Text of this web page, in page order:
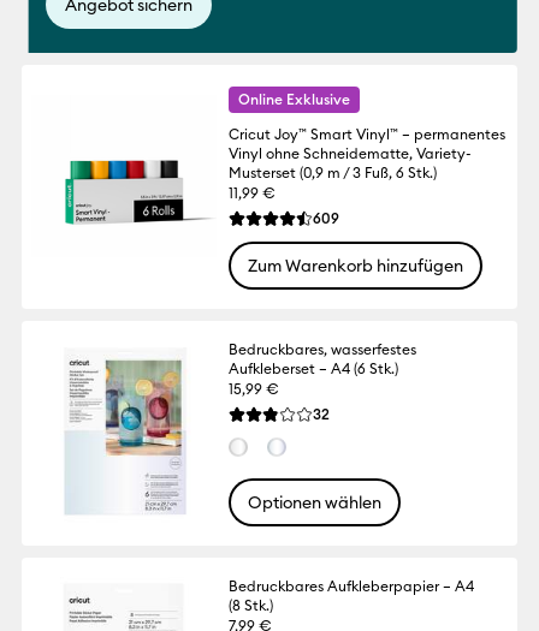
Angebot sichern
Online Exklusive
Cricut Joy™ Smart Vinyl™ – permanentes
Vinyl ohne Schneidematte, Variety-
Musterset (0,9 m / 3 Fuß, 6 Stk.)
11,99 €
Die durchschnittliche Bewertung für
609Reviews
Zum Warenkorb hinzufügen
Bedruckbares, wasserfestes
Aufkleberset – A4 (6 Stk.)
15,99 €
Die durchschnittliche Bewertung für
32
Optionen wählen
Bedruckbares Aufkleberpapier – A4
(8 Stk.)
7,99 €